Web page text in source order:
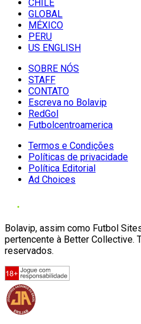
CHILE
GLOBAL
MÉXICO
PERU
US ENGLISH
SOBRE NÓS
STAFF
CONTATO
Escreva no Bolavip
RedGol
Futbolcentroamerica
Termos e Condições
Políticas de privacidade
Política Editorial
Ad Choices
Bolavip, assim como Futbol
pertencente à Better Collective.
reservados.